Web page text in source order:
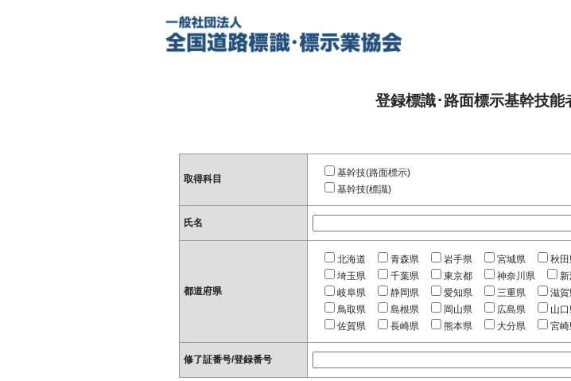
登録標識･路面標示基幹技
取得科目
基幹技(路面標示)
基幹技(標識)
氏名
都道府県
北海道 青森県 岩手県 宮城県 秋田
埼玉県
千葉県 東京都 神奈川県 新
岐阜県
静岡県 愛知県 三重県 滋賀
鳥取県
島根県 岡山県 広島県 山
佐賀県
長崎県 熊本県 大分県 宮崎
修了証番号/登録番号